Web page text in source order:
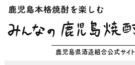
鹿児島県酒造組合公式サイト